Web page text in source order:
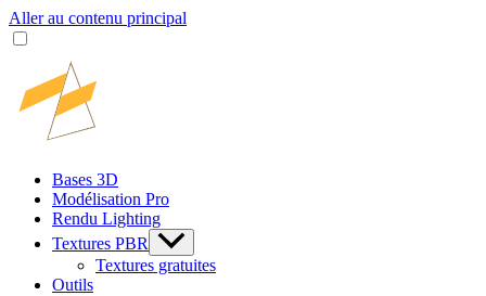
Aller au contenu principal
Bases 3D
Modélisation Pro
Rendu Lighting
Textures PBR
Textures gratuites
Outils